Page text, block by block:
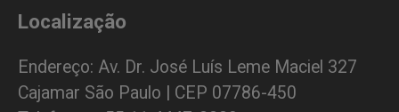
Localização
Endereço: Av. Dr. José Luís Leme Maciel 327
Cajamar São Paulo | CEP 07786-450